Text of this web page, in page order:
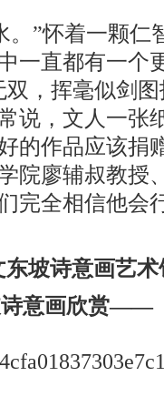
。”怀着一颗仁
一直都有一个
，挥毫似剑
说，文人一张
的作品应该捐
院廖辅叔教授
完全相信他会
坡诗意画艺
诗意画欣赏——